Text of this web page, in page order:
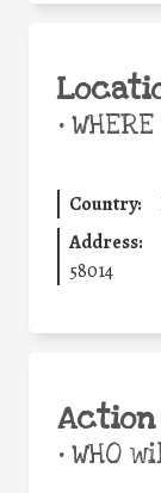
•
Country:
Address:
58014
Action
•WHO